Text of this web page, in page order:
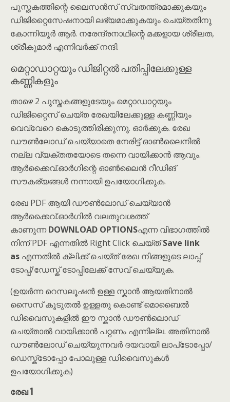
പുസ്തകത്തിന്റെ ലൈസൻസ് സ്വതന്ത്രമാക്കുകയും
ഡിജിറ്റൈസേഷനായി ലഭ്യമാക്കുകയും ചെയ്തതിനു
കോന്നിയൂർ ആർ. നരേന്ദ്രനാഥിന്റെ മക്കളായ ശ്രീലത,
ശ്രീകുമാർ എന്നിവർക്ക് നന്ദി.
മെറ്റാഡാറ്റയും ഡിജിറ്റൽ പതിപ്പിലേക്കുള്ള
കണ്ണികളും
താഴെ 2 പുസ്തകങ്ങളുടേയും മെറ്റാഡാറ്റയും
ഡിജിറ്റൈസ് ചെയ്ത രേഖയിലേക്കുള്ള കണ്ണിയും
വെവ്വേറെ കൊടുത്തിരിക്കുന്നു. ഓർക്കുക. രേഖ
ഡൗൺലോഡ് ചെയ്യാതെ നേരിട്ട് ഓൺലൈനിൽ
നല്ല വ്യക്തതയോടെ തന്നെ വായിക്കാൻ ആവും.
ആർക്കൈവ്.ഓർഗിന്റെ ഓൺലൈൻ റീഡിങ്
സൗകര്യങ്ങൾ നന്നായി ഉപയോഗിക്കുക.
രേഖ PDF ആയി ഡൗൺലോഡ് ചെയ്യാൻ
ആർക്കൈവ്.ഓർഗിൽ വലതുവശത്ത്
കാണുന്നDOWNLOAD OPTIONSഎന്ന വിഭാഗത്തിൽ
നിന്ന് PDF എന്നതിൽ Right Click ചെയ്ത്Save link
as എന്നതിൽ ക്ലിക്ക് ചെയ്ത് രേഖ നിങ്ങളുടെ ലാപ്പ്
ടോപ്പ്/ഡേസ്ക് ടോപ്പിലേക്ക് സേവ് ചെയ്യുക.
(ഉയർന്ന റെസലൂഷൻ ഉള്ള സ്കാൻ ആയതിനാൽ
സൈസ് കൂടുതൽ ഉള്ളതു കൊണ്ട് മൊബൈൽ
ഡിവൈസുകളിൽ ഈ സ്കാൻ ഡൗൺലൊഡ്
ചെയ്താൽ വായിക്കാൻ പറ്റണം എന്നില്ല. അതിനാൽ
ഡൗൺലോഡ് ചെയ്യുന്നവർ ദയവായി ലാപ്‌ടോപ്പോ/
ഡെസ്ക്‌ടോപ്പോ പോലുള്ള ഡിവൈസുകൾ
ഉപയോഗിക്കുക)
രേഖ 1